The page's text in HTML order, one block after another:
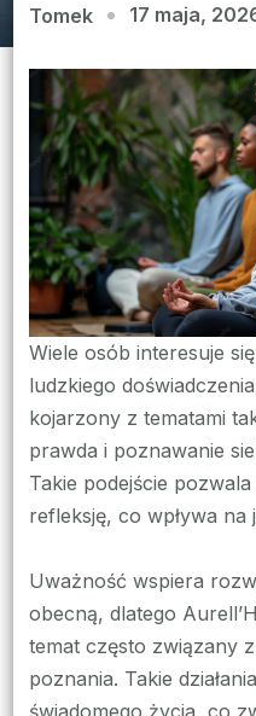
Tomek 17 maja,
Wiele osób interesuje
ludzkiego
kojarzony z tematami
prawda i poznawanie
Takie podejście
refleksję, co wpływa na
Uważność wspiera
obecną, dlatego
temat często związany
poznania. Takie